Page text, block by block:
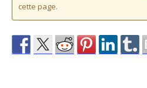
cette page.